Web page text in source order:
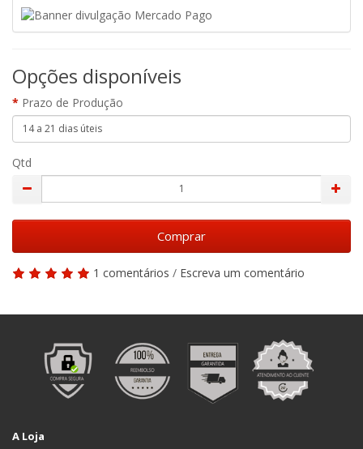
Opções disponíveis
Prazo de Produção
Qtd
Comprar
1 comentários / Escreva um comentário
A Loja